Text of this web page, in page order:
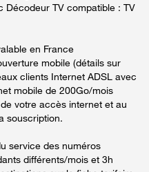
Décodeur TV compatible : TV
en France
mobile (détails sur
clients Internet ADSL avec
mobile de 200Go/mois
votre accès internet et au
souscription.
service des numéros
différents/mois et 3h